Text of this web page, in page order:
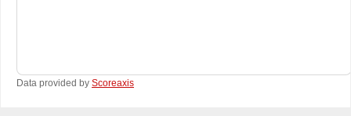
Data provided by Scoreaxis